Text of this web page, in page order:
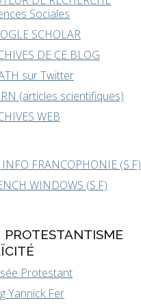
Sociales
SCHOLAR
DE CE BLOG
sur Twitter
(articles scientifiques)
WEB
INFO FRANCOPHONIE (S.F)
WINDOWS (S.F)
PROTESTANTISME
Protestant
Yannick Fer